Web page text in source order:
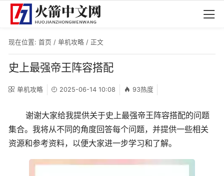
现在位置: 首页 / 单机攻略 / 正文
史上最强帝王阵容搭配
单机攻略 2025-06-14 10:08 93热度
谢谢大家给我提供关于史上最强帝王阵容搭配的问题
集合。我将从不同的角度回答每个问题，并提供一些相关
资源和参考资料，以便大家进一步学习和了解。